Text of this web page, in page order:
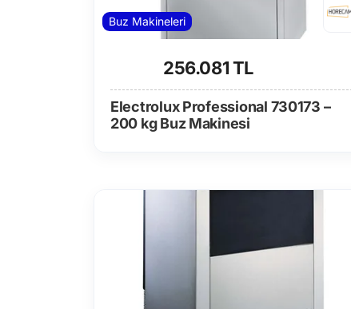
Buz Makineleri
256.081 TL
Electrolux Professional 730173 –
200 kg Buz Makinesi